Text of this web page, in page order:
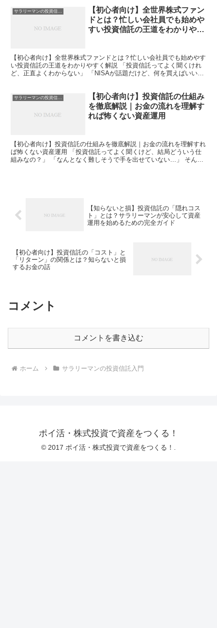
サラリーマンの投資信託入門
【初心者向け】全世界株式ファン
ドとは？忙しい会社員でも始めや
すい投資信託の王道をわかりやす
【初心者向け】全世界株式ファンドとは？忙しい会社員でも始めやす
い投資信託の王道をわかりやすく解説 「投資信託ってよく聞くけれ
ど、正直よくわからない」 「NISAが話題だけど、何を買えばいいの
サラリーマンの投資信託入門
【初心者向け】投資信託の仕組み
を徹底解説｜お金の流れを理解す
れば怖くない資産運用
【初心者向け】投資信託の仕組みを徹底解説｜お金の流れを理解すれ
ば怖くない資産運用 「投資信託ってよく聞くけど、結局どういう仕
組みなの？」 「なんとなく難しそうで手を出せていない…」 そんな
【知らないと損】投資信託の「隠れコス
ト」とは？サラリーマンが安心して資産
運用を始めるための完全ガイド
【初心者向け】投資信託の「コスト」と
「リターン」の関係とは？知らないと損
するお金の話
コメント
コメントを書き込む
ホーム サラリーマンの投資信託入門
ポイ活・株式投資で資産をつくる！
© 2017 ポイ活・株式投資で資産をつくる！.